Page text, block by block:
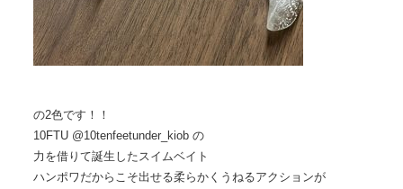
の2色です！！
10FTU @10tenfeetunder_kiob の
力を借りて誕生したスイムベイト
ハンポワだからこそ出せる柔らかくうねるアクションが